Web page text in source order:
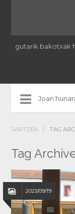
gutarik bakotxak
SARTZEA / TAG
Tag
2023/09/19